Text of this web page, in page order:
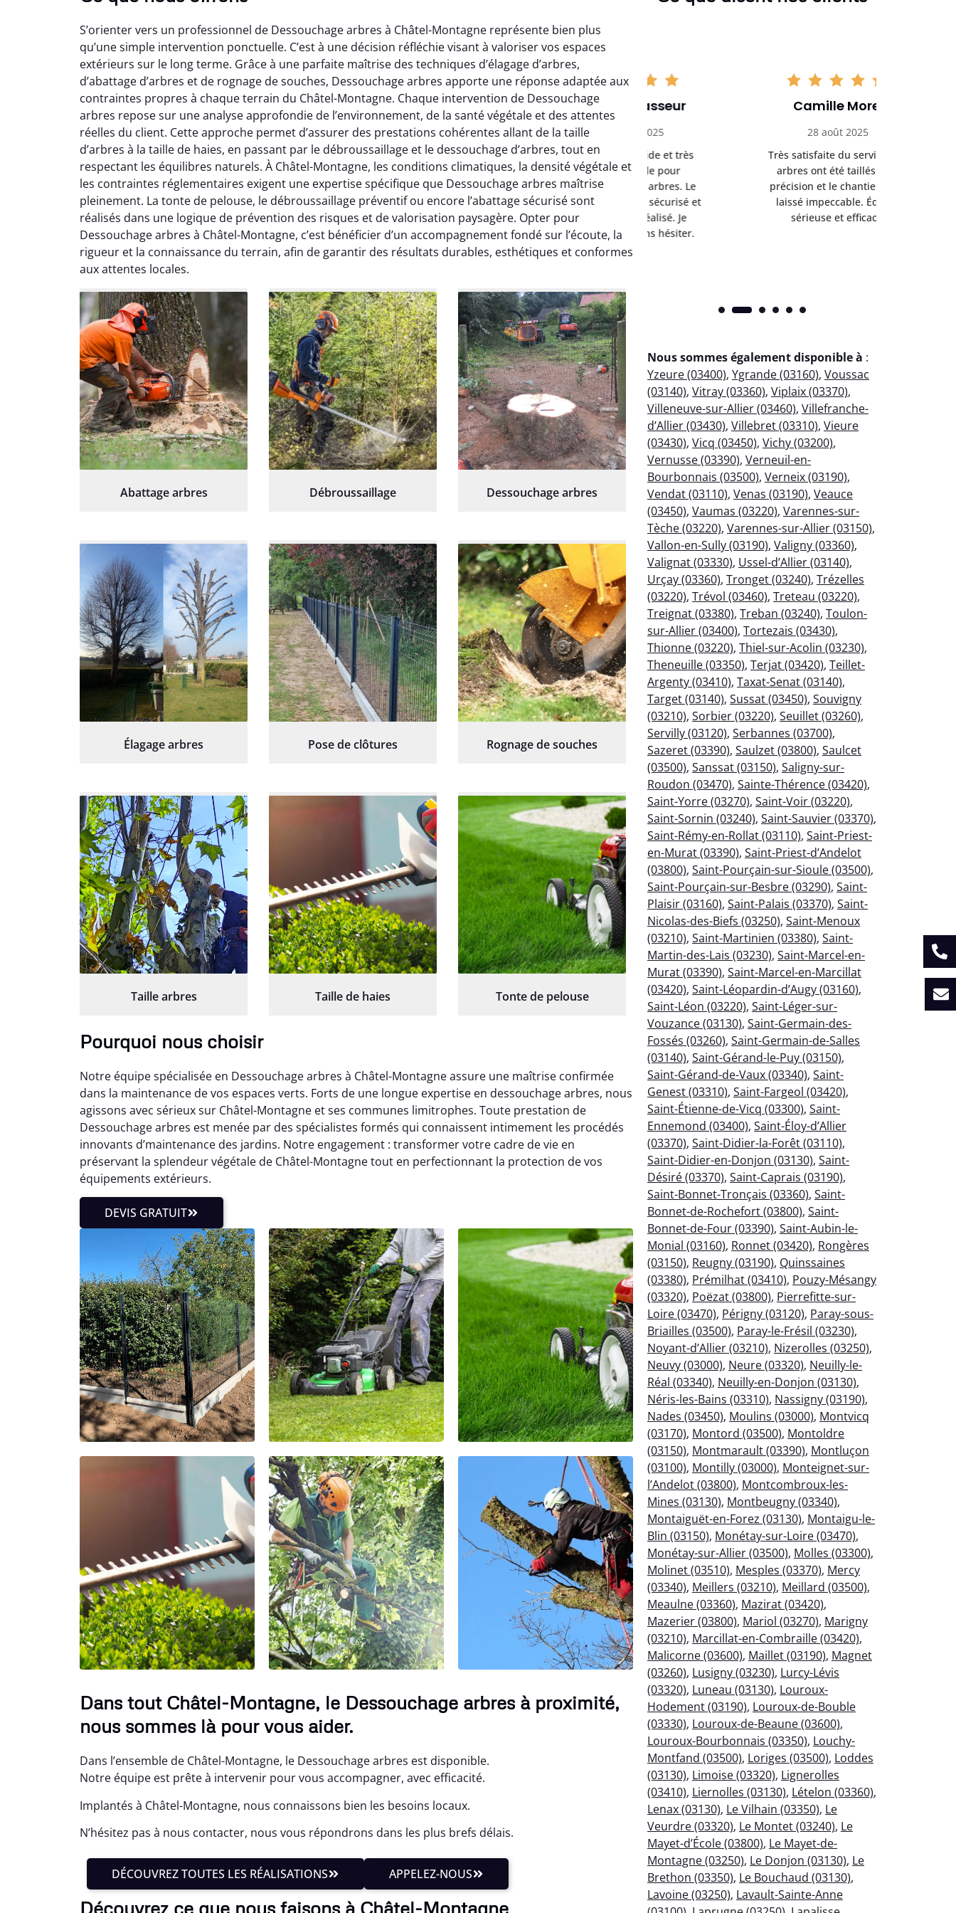
S’orienter vers un professionnel de Dessouchage arbres à Châtel-Montagne représente bien plus
qu’une simple intervention ponctuelle. C’est à une décision réfléchie visant à valoriser vos espaces
extérieurs sur le long terme. Grâce à une parfaite maîtrise des techniques d’élagage d’arbres,
d’abattage d’arbres et de rognage de souches, Dessouchage arbres apporte une réponse adaptée aux
contraintes propres à chaque terrain du Châtel-Montagne. Chaque intervention de Dessouchage
arbres repose sur une analyse approfondie de l’environnement, de la santé végétale et des attentes
réelles du client. Cette approche permet d’assurer des prestations cohérentes allant de la taille
d’arbres à la taille de haies, en passant par le débroussaillage et le dessouchage d’arbres, tout en
respectant les équilibres naturels. À Châtel-Montagne, les conditions climatiques, la densité végétale et
les contraintes réglementaires exigent une expertise spécifique que Dessouchage arbres maîtrise
pleinement. La tonte de pelouse, le débroussaillage préventif ou encore l’abattage sécurisé sont
réalisés dans une logique de prévention des risques et de valorisation paysagère. Opter pour
Dessouchage arbres à Châtel-Montagne, c’est bénéficier d’un accompagnement fondé sur l’écoute, la
rigueur et la connaissance du terrain, afin de garantir des résultats durables, esthétiques et conformes
aux attentes locales.
Abattage arbres Débroussaillage Dessouchage arbres
Élagage arbres Pose de clôtures Rognage de souches
Taille arbres Taille de haies Tonte de pelouse
Pourquoi nous choisir
Notre équipe spécialisée en Dessouchage arbres à Châtel-Montagne assure une maîtrise confirmée
dans la maintenance de vos espaces verts. Forts de une longue expertise en dessouchage arbres, nous
agissons avec sérieux sur Châtel-Montagne et ses communes limitrophes. Toute prestation de
Dessouchage arbres est menée par des spécialistes formés qui connaissent intimement les procédés
innovants d’maintenance des jardins. Notre engagement : transformer votre cadre de vie en
préservant la splendeur végétale de Châtel-Montagne tout en perfectionnant la protection de vos
équipements extérieurs.
DEVIS GRATUIT
Dans tout Châtel-Montagne, le Dessouchage arbres à proximité,
nous sommes là pour vous aider.
Dans l’ensemble de Châtel-Montagne, le Dessouchage arbres est disponible.
Notre équipe est prête à intervenir pour vous accompagner, avec efficacité.
Implantés à Châtel-Montagne, nous connaissons bien les besoins locaux.
N’hésitez pas à nous contacter, nous vous répondrons dans les plus brefs délais.
DÉCOUVREZ TOUTES LES RÉALISATIONS APPELEZ-NOUS
Découvrez ce que nous faisons à Châtel-Montagne
Soraya Benali
07 février 2026
Service irréprochable du
début à la fin. Les arbres ont
été parfaitement entretenus
et le nettoyage après
intervention est impeccable.
Je recommande vivement.
Léandro Vasseur
12 juillet 2025
Intervention rapide et très
professionnelle pour
l’élagage de mes arbres. Le
travail est propre, sécurisé et
parfaitement réalisé. Je
recommande sans hésiter.
Camille Morel
Très satisfaite du service. Les
arbres ont été taillés avec
précision et le chantier a été
laissé impeccable. Équipe
sérieuse et efficace.
Nous sommes également disponible à :
Yzeure (03400), Ygrande (03160), Voussac
(03140), Vitray (03360), Viplaix (03370),
Villeneuve-sur-Allier (03460), Villefranche-
d’Allier (03430), Villebret (03310), Vieure
(03430), Vicq (03450), Vichy (03200),
Vernusse (03390), Verneuil-en-
Bourbonnais (03500), Verneix (03190),
Vendat (03110), Venas (03190), Veauce
(03450), Vaumas (03220), Varennes-sur-
Tèche (03220), Varennes-sur-Allier (03150),
Vallon-en-Sully (03190), Valigny (03360),
Valignat (03330), Ussel-d’Allier (03140),
Urçay (03360), Tronget (03240), Trézelles
(03220), Trévol (03460), Treteau (03220),
Treignat (03380), Treban (03240), Toulon-
sur-Allier (03400), Tortezais (03430),
Thionne (03220), Thiel-sur-Acolin (03230),
Theneuille (03350), Terjat (03420), Teillet-
Argenty (03410), Taxat-Senat (03140),
Target (03140), Sussat (03450), Souvigny
(03210), Sorbier (03220), Seuillet (03260),
Servilly (03120), Serbannes (03700),
Sazeret (03390), Saulzet (03800), Saulcet
(03500), Sanssat (03150), Saligny-sur-
Roudon (03470), Sainte-Thérence (03420),
Saint-Yorre (03270), Saint-Voir (03220),
Saint-Sornin (03240), Saint-Sauvier (03370),
Saint-Rémy-en-Rollat (03110), Saint-Priest-
en-Murat (03390), Saint-Priest-d’Andelot
(03800), Saint-Pourçain-sur-Sioule (03500),
Saint-Pourçain-sur-Besbre (03290), Saint-
Plaisir (03160), Saint-Palais (03370), Saint-
Nicolas-des-Biefs (03250), Saint-Menoux
(03210), Saint-Martinien (03380), Saint-
Martin-des-Lais (03230), Saint-Marcel-en-
Murat (03390), Saint-Marcel-en-Marcillat
(03420), Saint-Léopardin-d’Augy (03160),
Saint-Léon (03220), Saint-Léger-sur-
Vouzance (03130), Saint-Germain-des-
Fossés (03260), Saint-Germain-de-Salles
(03140), Saint-Gérand-le-Puy (03150),
Saint-Gérand-de-Vaux (03340), Saint-
Genest (03310), Saint-Fargeol (03420),
Saint-Étienne-de-Vicq (03300), Saint-
Ennemond (03400), Saint-Éloy-d’Allier
(03370), Saint-Didier-la-Forêt (03110),
Saint-Didier-en-Donjon (03130), Saint-
Désiré (03370), Saint-Caprais (03190),
Saint-Bonnet-Tronçais (03360), Saint-
Bonnet-de-Rochefort (03800), Saint-
Bonnet-de-Four (03390), Saint-Aubin-le-
Monial (03160), Ronnet (03420), Rongères
(03150), Reugny (03190), Quinssaines
(03380), Prémilhat (03410), Pouzy-Mésangy
(03320), Poëzat (03800), Pierrefitte-sur-
Loire (03470), Périgny (03120), Paray-sous-
Briailles (03500), Paray-le-Frésil (03230),
Noyant-d’Allier (03210), Nizerolles (03250),
Neuvy (03000), Neure (03320), Neuilly-le-
Réal (03340), Neuilly-en-Donjon (03130),
Néris-les-Bains (03310), Nassigny (03190),
Nades (03450), Moulins (03000), Montvicq
(03170), Montord (03500), Montoldre
(03150), Montmarault (03390), Montluçon
(03100), Montilly (03000), Monteignet-sur-
l’Andelot (03800), Montcombroux-les-
Mines (03130), Montbeugny (03340),
Montaiguët-en-Forez (03130), Montaigu-le-
Blin (03150), Monétay-sur-Loire (03470),
Monétay-sur-Allier (03500), Molles (03300),
Molinet (03510), Mesples (03370), Mercy
(03340), Meillers (03210), Meillard (03500),
Meaulne (03360), Mazirat (03420),
Mazerier (03800), Mariol (03270), Marigny
(03210), Marcillat-en-Combraille (03420),
Malicorne (03600), Maillet (03190), Magnet
(03260), Lusigny (03230), Lurcy-Lévis
(03320), Luneau (03130), Louroux-
Hodement (03190), Louroux-de-Bouble
(03330), Louroux-de-Beaune (03600),
Louroux-Bourbonnais (03350), Louchy-
Montfand (03500), Loriges (03500), Loddes
(03130), Limoise (03320), Lignerolles
(03410), Liernolles (03130), Lételon (03360),
Lenax (03130), Le Vilhain (03350), Le
Veurdre (03320), Le Montet (03240), Le
Mayet-d’École (03800), Le Mayet-de-
Montagne (03250), Le Donjon (03130), Le
Brethon (03350), Le Bouchaud (03130),
Lavoine (03250), Lavault-Sainte-Anne